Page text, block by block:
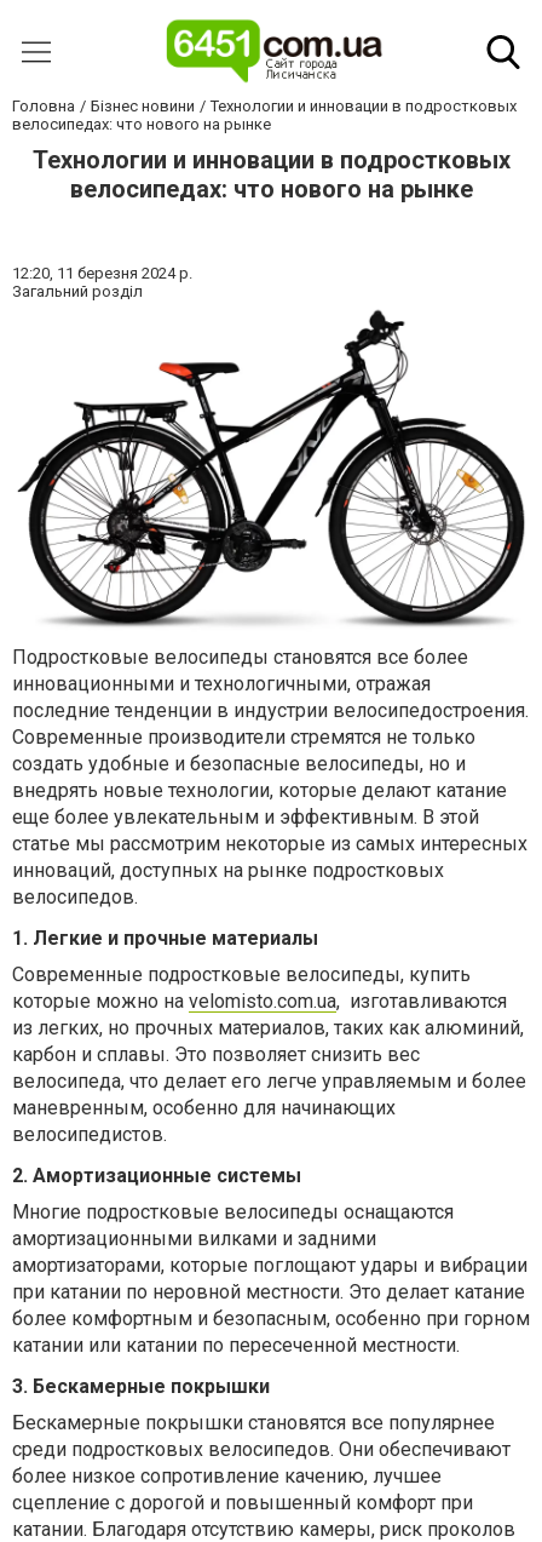
Головна Бізнес новини
Технологии и инновации в подростковых
велосипедах: что нового на рынке
Технологии и инновации в подростковых
велосипедах: что нового на рынке
12:20, 11 березня 2024 р.
Загальний розділ
Подростковые велосипеды становятся все более
инновационными и технологичными, отражая
последние тенденции в индустрии велосипедостроения.
Современные производители стремятся не только
создать удобные и безопасные велосипеды, но и
внедрять новые технологии, которые делают катание
еще более увлекательным и эффективным. В этой
статье мы рассмотрим некоторые из самых интересных
инноваций, доступных на рынке подростковых
велосипедов.
1. Легкие и прочные материалы
Современные подростковые велосипеды, купить
которые можно на velomisto.com.ua, изготавливаются
из легких, но прочных материалов, таких как алюминий,
карбон и сплавы. Это позволяет снизить вес
велосипеда, что делает его легче управляемым и более
маневренным, особенно для начинающих
велосипедистов.
2. Амортизационные системы
Многие подростковые велосипеды оснащаются
амортизационными вилками и задними
амортизаторами, которые поглощают удары и вибрации
при катании по неровной местности. Это делает катание
более комфортным и безопасным, особенно при горном
катании или катании по пересеченной местности.
3. Бескамерные покрышки
Бескамерные покрышки становятся все популярнее
среди подростковых велосипедов. Они обеспечивают
более низкое сопротивление качению, лучшее
сцепление с дорогой и повышенный комфорт при
катании. Благодаря отсутствию камеры, риск проколов